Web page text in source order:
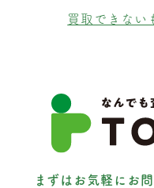
買取できない
まずはお気軽にお